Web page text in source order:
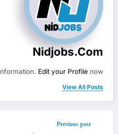
Nidjobs.com
Edit your Profile now.
View All Posts
Previous post